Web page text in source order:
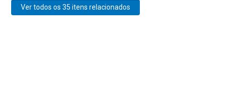
Ver todos os 35 itens relacionados